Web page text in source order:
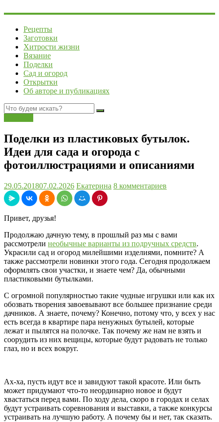
Рецепты
Заготовки
Хитрости жизни
Вязание
Поделки
Сад и огород
Открытки
Об авторе и публикациях
Поделки из пластиковых бутылок.
Идеи для сада и огорода с
фотоиллюстрациями и описаниями
29.05.201807.02.2026 Екатерина 8 комментариев
Привет, друзья!
Продолжаю дачную тему, в прошлый раз мы с вами
рассмотрели необычные варианты из подручных средств.
Украсили сад и огород милейшими изделиями, помните? А
также рассмотрели новинки этого года. Сегодня продолжаем
оформлять свои участки, и знаете чем? Да, обычными
пластиковыми бутылками.
С огромной популярностью такие чудные игрушки или как их
обозвать творения завоевывают все большее признание среди
дачников. А знаете, почему? Конечно, потому что, у всех у нас
есть всегда в квартире пара ненужных бутылей, которые
лежат и пылятся на полочке. Так почему же нам не взять и
соорудить из них вещицы, которые будут радовать не только
глаз, но и всех вокруг.
Ах-ха, пусть идут все и завидуют такой красоте. Или быть
может придумают что-то неординарно новое и будут
хвастаться перед вами. По ходу дела, скоро в городах и селах
будут устраивать соревнования и выставки, а также конкурсы
устраивать на лучшую работу. А почему бы и нет, так сказать.